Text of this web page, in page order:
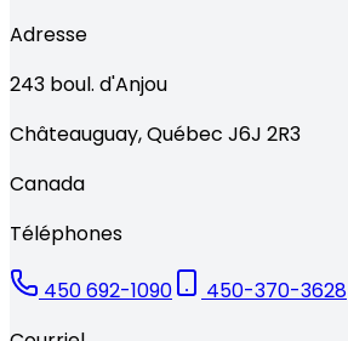
Adresse
243 boul. d'Anjou
Châteauguay,Québec J6J 2R3
Canada
Téléphones
450 692-1090
450-370-3628